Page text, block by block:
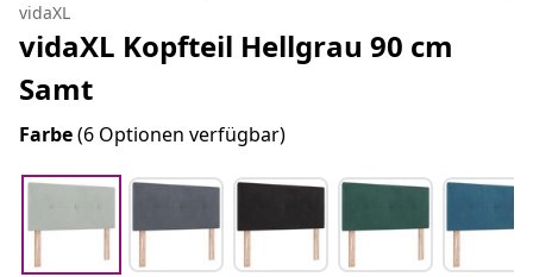
vidaXL
vidaXL Kopfteil Hellgrau 90 cm
Samt
Farbe(6 Optionen verfügbar)